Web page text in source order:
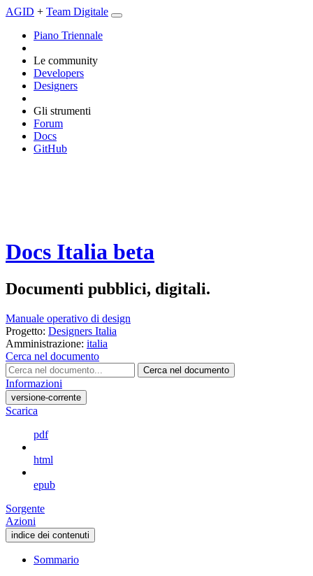
AGID + Team Digitale
Piano Triennale
Le community
Developers
Designers
Gli strumenti
Forum
Docs
GitHub
Docs Italia beta
Documenti pubblici, digitali.
Manuale operativo di design
Progetto: Designers Italia
Amministrazione: italia
Cerca nel documento
Cerca nel documento
Informazioni
versione-corrente
Scarica
pdf
html
epub
Sorgente
Azioni
indice dei contenuti
Sommario